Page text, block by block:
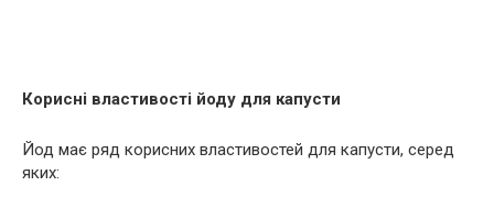
Корисні властивості йоду для капусти
Йод має ряд корисних властивостей для капусти, серед
яких: